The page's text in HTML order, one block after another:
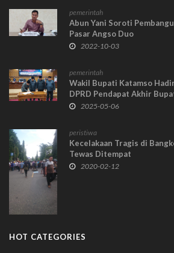
pemerintah
Abun Yani Soroti
Pasar Angso Duo
2022-10-03
pemerintah
Wakil Bupati Katamso
DPRD Pendapat Akhir
Terhadap LKPJ Tahun
2025-05-06
peristiwa
Kecelakaan Tragis di
Tewas Ditempat
2020-02-12
HOT CATEGORIES